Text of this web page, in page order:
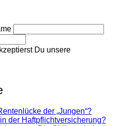
Du unsere
der „Jungen“?
der Haftpflichtversicherung?